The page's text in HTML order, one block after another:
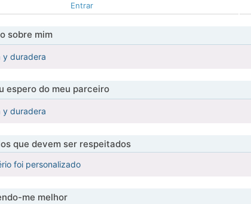
Entrar
sobre mim
y duradera
espero do meu parceiro
y duradera
que devem ser respeitados
foi personalizado
me melhor